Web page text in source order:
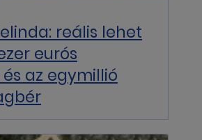
reális lehet
eurós
az egymillió